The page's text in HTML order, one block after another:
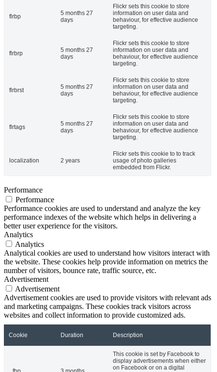
flrbp
5 months 27
days
Flickr sets this cookie to store
information on user data and
behaviour, for effective audience
targeting.
flrbrp
5 months 27
days
Flickr sets this cookie to store
information on user data and
behaviour, for effective audience
targeting.
flrbrst
5 months 27
days
Flickr sets this cookie to store
information on user data and
behaviour, for effective audience
targeting.
flrtags
5 months 27
days
Flickr sets this cookie to store
information on user data and
behaviour, for effective audience
targeting.
localization 2 years
Flickr sets this cookie to to track
usage of photo galleries
embedded from Flickr.
Performance
Performance
Performance cookies are used to understand and analyze the key
performance indexes of the website which helps in delivering a
better user experience for the visitors.
Analytics
Analytics
Analytical cookies are used to understand how visitors interact with
the website. These cookies help provide information on metrics the
number of visitors, bounce rate, traffic source, etc.
Advertisement
Advertisement
Advertisement cookies are used to provide visitors with relevant ads
and marketing campaigns. These cookies track visitors across
websites and collect information to provide customized ads.
Cookie Duration Description
This cookie is set by Facebook to
display advertisements when either
on Facebook or on a digital